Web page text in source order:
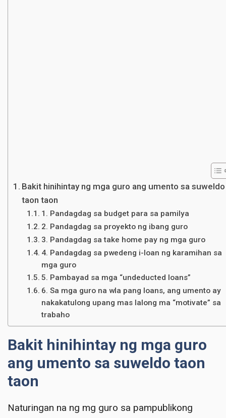
Bakit hinihintay ng mga guro ang umento sa suweldo
taon taon
1. Pandagdag sa budget para sa pamilya
2. Pandagdag sa proyekto ng ibang guro
3. Pandagdag sa take home pay ng mga guro
4. Pandagdag sa pwedeng i-loan ng karamihan sa
mga guro
5. Pambayad sa mga “undeducted loans”
6. Sa mga guro na wla pang loans, ang umento ay
nakakatulong upang mas lalong ma “motivate” sa
trabaho
Bakit hinihintay ng mga guro
ang umento sa suweldo taon
taon
Naturingan na ng mg guro sa pampublikong